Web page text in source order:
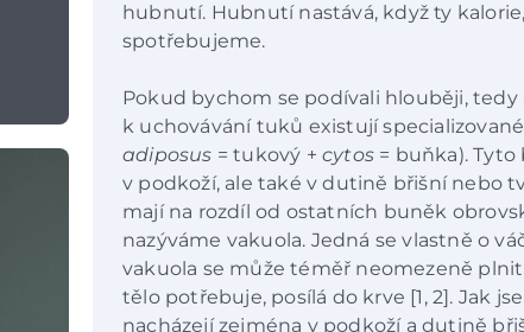
hubnutí. Hubnutí nastává, když ty
spotřebujeme.
Pokud bychom se podívali hlouběji,
k uchovávání tuků existují
adiposus = tukový +cytos = buňka).
v podkoží, ale také v dutině břišní nebo
mají na rozdíl od ostatních buněk
nazýváme vakuola. Jedná se vlastně o
vakuola se může téměř neomezeně
tělo potřebuje, posílá do krve [1, 2]. Jak
nacházejí zejména v podkoží a dutině